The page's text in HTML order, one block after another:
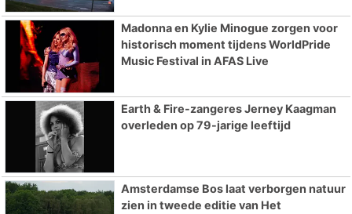
Madonna en Kylie Minogue zorgen voor
historisch moment tijdens WorldPride
Music Festival in AFAS Live
Earth & Fire-zangeres Jerney Kaagman
overleden op 79-jarige leeftijd
Amsterdamse Bos laat verborgen natuur
zien in tweede editie van Het